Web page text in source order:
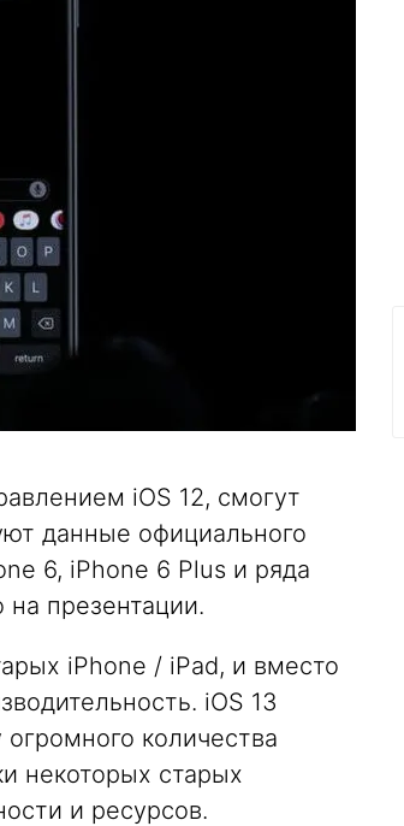
iOS 12, смогут
данные официального
6, iPhone 6 Plus и ряда
презентации.
iPhone / iPad, и вместо
iOS 13
количества
некоторых старых
и ресурсов.